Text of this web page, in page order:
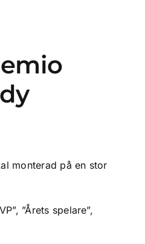
monterad på en stor
”Årets spelare”,